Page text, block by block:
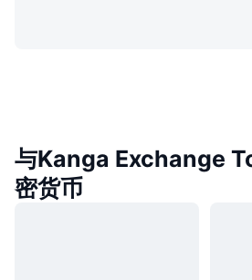
与Kanga Exchange
密货币